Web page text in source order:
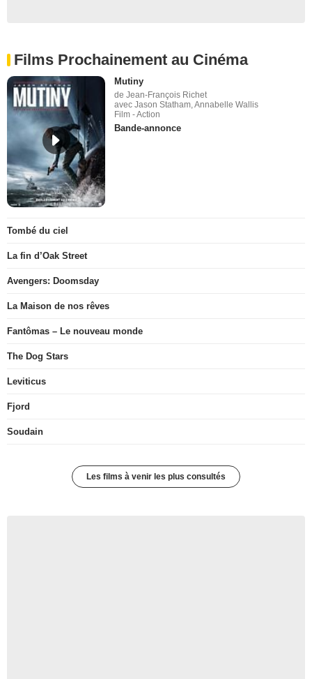
Films Prochainement au Cinéma
Mutiny
de Jean-François Richet
avec Jason Statham, Annabelle Wallis
Film - Action
Bande-annonce
Tombé du ciel
La fin d’Oak Street
Avengers: Doomsday
La Maison de nos rêves
Fantômas – Le nouveau monde
The Dog Stars
Leviticus
Fjord
Soudain
Les films à venir les plus consultés